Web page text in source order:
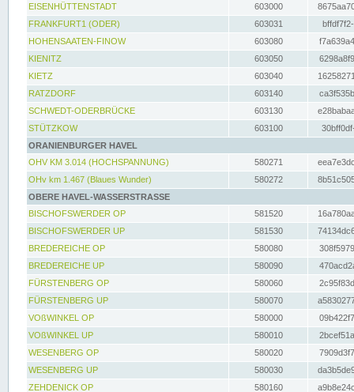
EISENHÜTTENSTADT
603000
FRANKFURT1 (ODER)
603031
HOHENSAATEN-FINOW
603080
KIENITZ
603050
KIETZ
603040
RATZDORF
603140
SCHWEDT-ODERBRÜCKE
603130
STÜTZKOW
603100
ORANIENBURGER HAVEL
OHV KM 3.014 (HOCHSPANNUNG)
580271
OHv km 1.467 (Blaues Wunder)
580272
OBERE HAVEL-WASSERSTRASSE
BISCHOFSWERDER OP
581520
BISCHOFSWERDER UP
581530
BREDEREICHE OP
580080
BREDEREICHE UP
580090
FÜRSTENBERG OP
580060
FÜRSTENBERG UP
580070
VOßWINKEL OP
580000
VOßWINKEL UP
580010
WESENBERG OP
580020
WESENBERG UP
580030
ZEHDENICK OP
580160